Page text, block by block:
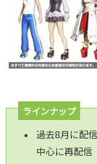
ラインナップ
過去8月に配
中心に再配信